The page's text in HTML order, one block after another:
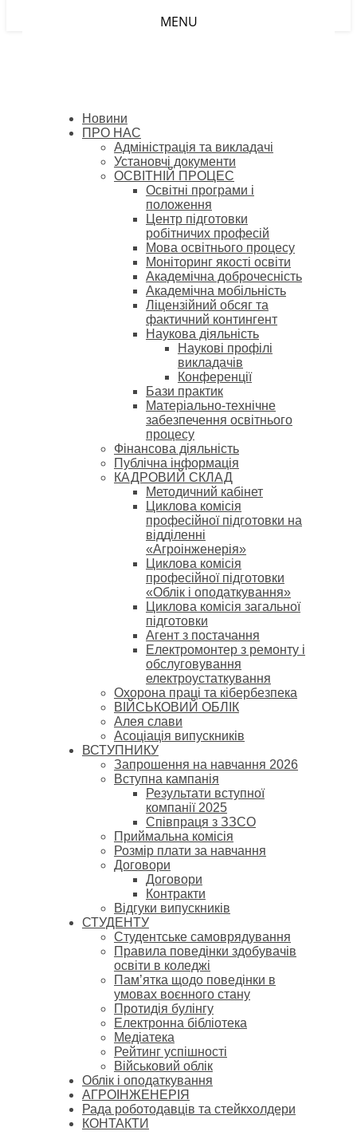
MENU
Новини
ПРО НАС
Адміністрація та викладачі
Установчі документи
ОСВІТНІЙ ПРОЦЕС
Освітні програми і
положення
Центр підготовки
робітничих професій
Мова освітнього процесу
Моніторинг якості освіти
Академічна доброчесність
Академічна мобільність
Ліцензійний обсяг та
фактичний контингент
Наукова діяльність
Наукові профілі
викладачів
Конференції
Бази практик
Матеріально-технічне
забезпечення освітнього
процесу
Фінансова діяльність
Публічна інформація
КАДРОВИЙ СКЛАД
Методичний кабінет
Циклова комісія
професійної підготовки на
відділенні
«Агроінженерія»
Циклова комісія
професійної підготовки
«Облік і оподаткування»
Циклова комісія загальної
підготовки
Агент з постачання
Електромонтер з ремонту і
обслуговування
електроустаткування
Охорона праці та кібербезпека
ВІЙСЬКОВИЙ ОБЛІК
Алея слави
Асоціація випускників
ВСТУПНИКУ
Запрошення на навчання 2026
Вступна кампанія
Результати вступної
компанії 2025
Співпраця з ЗЗСО
Приймальна комісія
Розмір плати за навчання
Договори
Договори
Контракти
Відгуки випускників
СТУДЕНТУ
Cтудентське самоврядування
Правила поведінки здобувачів
освіти в коледжі
Пам’ятка щодо поведінки в
умовах воєнного стану
Протидія булінгу
Електронна бібліотека
Медіатека
Рейтинг успішності
Військовий облік
Облік і оподаткування
АГРОІНЖЕНЕРІЯ
Рада роботодавців та стейкхолдери
КОНТАКТИ